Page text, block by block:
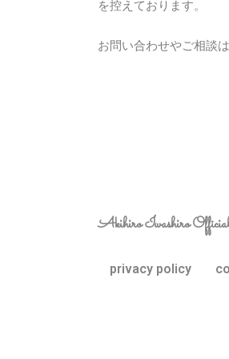
を控えております。
お問い合わせやご相談
Akihiro Iwashiro
privacy policy